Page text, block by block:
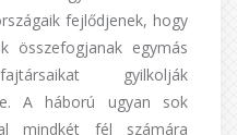
fejlődjenek, hogy
összefogjanak egymás
gyilkolják
A háború ugyan sok
mindkét fél számára